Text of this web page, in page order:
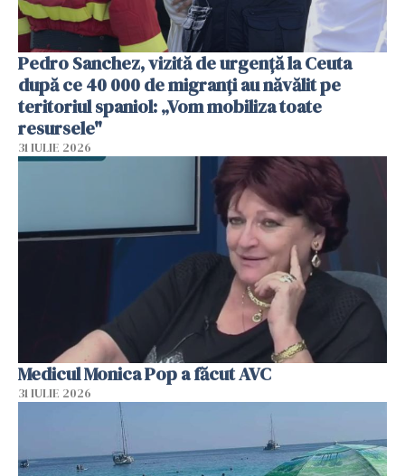
Pedro Sanchez, vizită de urgență la Ceuta
după ce 40 000 de migranți au năvălit pe
teritoriul spaniol: „Vom mobiliza toate
resursele"
31 IULIE 2026
Medicul Monica Pop a făcut AVC
31 IULIE 2026